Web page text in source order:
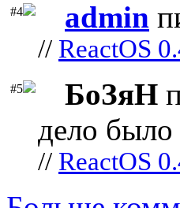
#4 admin
// ReactOS
#5 БоЗяН
дело
// ReactOS